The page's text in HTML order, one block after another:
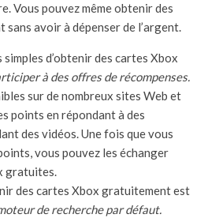
Vous pouvez même obtenir des
avoir à dépenser de l’argent.
simples d’obtenir des cartes Xbox
à des offres de récompenses.
sur de nombreux sites Web et
points en répondant à des
des vidéos. Une fois que vous
vous pouvez les échanger
gratuites.
des cartes Xbox gratuitement est
de recherche par défaut.